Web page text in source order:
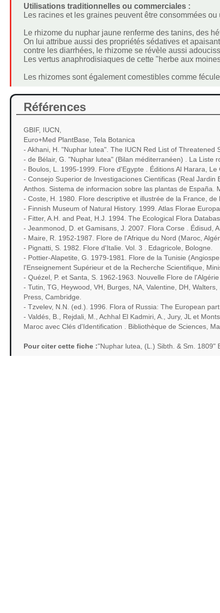
Utilisations traditionnelles ou commerciales :
Les racines et les graines peuvent être consommées
Le rhizome du nuphar jaune renferme des tanins, des
On lui attribue aussi des propriétés sédatives et
contre les diarrhées, le rhizome se révèle aussi
Les vertus anaphrodisiaques de cette "herbe aux
Les rhizomes sont également comestibles comme
Références
GBIF, IUCN,
Euro+Med PlantBase, Tela Botanica
- Akhani, H. "Nuphar lutea". The IUCN Red List of Threatened
- de Bélair, G. "Nuphar lutea" (Bilan méditerranéen) . La Liste
- Boulos, L. 1995-1999. Flore d'Egypte . Éditions Al Harara, Le
- Consejo Superior de Investigaciones Cientificas (Real
Anthos. Sistema de informacion sobre las plantas de España.
- Coste, H. 1980. Flore descriptive et illustrée de la France,
- Finnish Museum of Natural History. 1999. Atlas Florae
- Fitter, A.H. and Peat, H.J. 1994. The Ecological Flora
- Jeanmonod, D. et Gamisans, J. 2007. Flora Corse . Édisud,
- Maire, R. 1952-1987. Flore de l'Afrique du Nord (Maroc,
- Pignatti, S. 1982. Flore d'Italie. Vol. 3 . Edagricole, Bologne.
- Pottier-Alapetite, G. 1979-1981. Flore de la Tunisie
l'Enseignement Supérieur et de la Recherche Scientifique,
- Quézel, P. et Santa, S. 1962-1963. Nouvelle Flore de
- Tutin, TG, Heywood, VH, Burges, NA, Valentine, DH,
Press, Cambridge.
- Tzvelev, N.N. (ed.). 1996. Flora of Russia: The European
- Valdés, B., Rejdali, M., Achhal El Kadmiri, A., Jury, JL et
Maroc avec Clés d'Identification . Bibliothèque de Sciences,
Pour citer cette fiche :"Nuphar lutea, (L.) Sibth. & Sm. 1809"